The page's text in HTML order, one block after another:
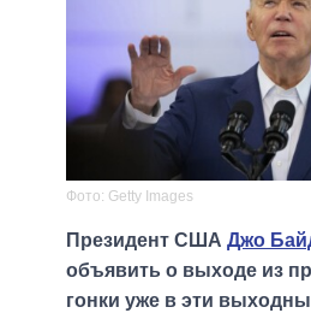
Фото: Getty Images
Президент США Джо
объявить о выходе из
гонки уже в эти